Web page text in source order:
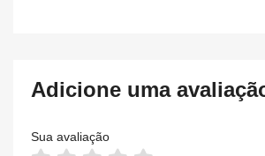
Adicione uma
Sua avaliação